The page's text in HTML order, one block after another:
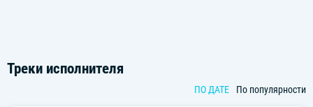
Треки исполнителя
ПО ДАТЕ По популярности